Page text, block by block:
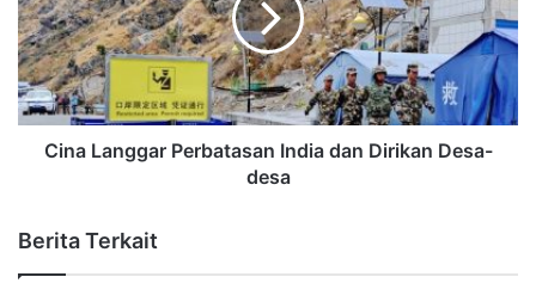
Cina Langgar Perbatasan India dan Dirikan Desa-
desa
Berita Terkait